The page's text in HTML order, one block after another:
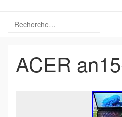
ACER